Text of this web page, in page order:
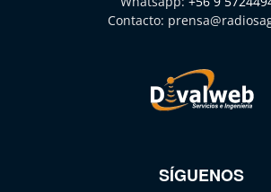
Contacto:
SÍGUENOS